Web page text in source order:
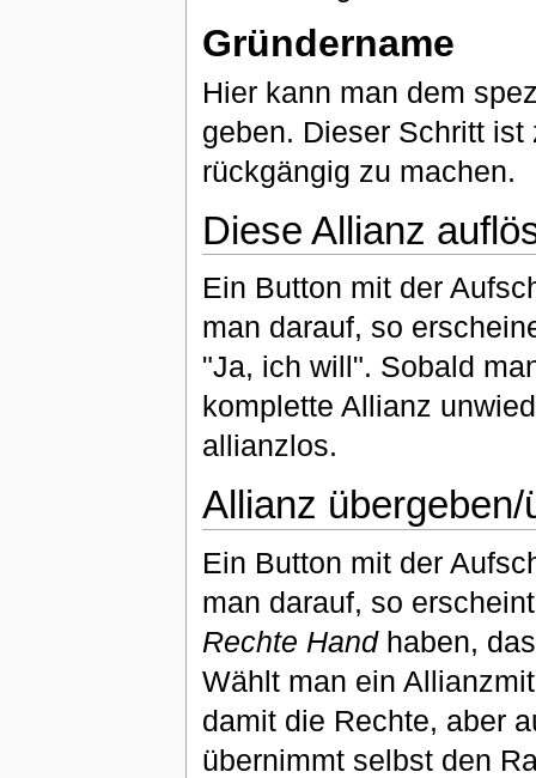
Gründername
Hier kann man dem
geben. Dieser Schritt
rückgängig zu machen.
Diese Allianz
Ein Button mit der
man darauf, so
"Ja, ich will". Sobald
komplette Allianz
allianzlos.
Allianz
Ein Button mit der
man darauf, so
Rechte Handhaben,
Wählt man ein
damit die Rechte, aber
übernimmt selbst den